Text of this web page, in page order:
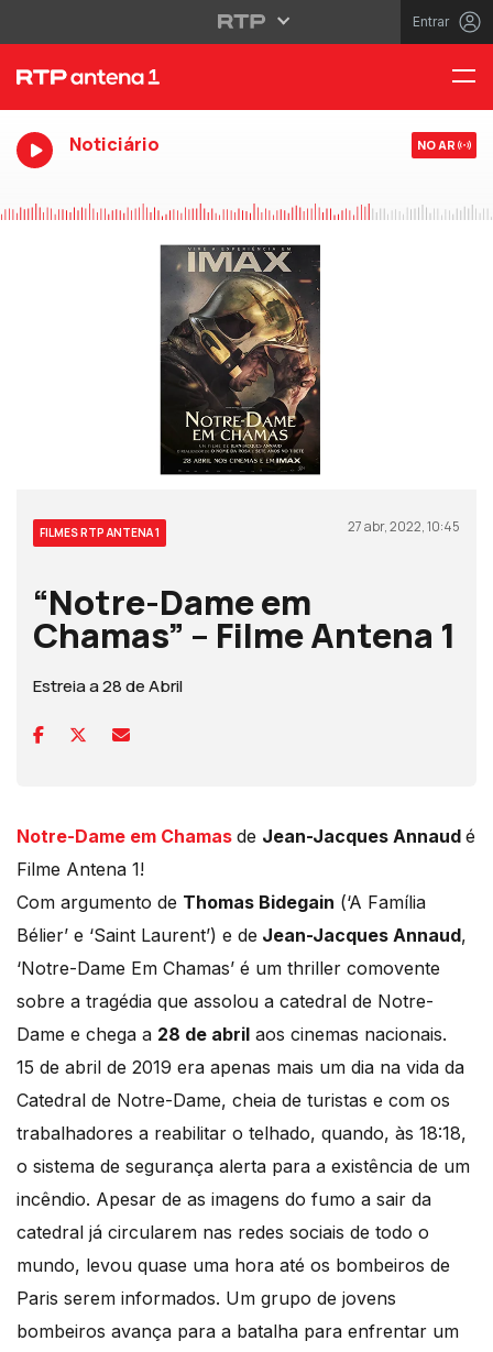
Entrar
Noticiário NO AR
FILMES RTP ANTENA 1 27 abr, 2022, 10:45
“Notre-Dame em
Chamas” – Filme Antena 1
Estreia a 28 de Abril
Notre-Dame em Chamas de Jean-Jacques Annaud é
Filme Antena 1!
Com argumento de Thomas Bidegain (‘A Família
Bélier’ e ‘Saint Laurent’) e de Jean-Jacques Annaud,
‘Notre-Dame Em Chamas’ é um thriller comovente
sobre a tragédia que assolou a catedral de Notre-
Dame e chega a 28 de abril aos cinemas nacionais.
15 de abril de 2019 era apenas mais um dia na vida da
Catedral de Notre-Dame, cheia de turistas e com os
trabalhadores a reabilitar o telhado, quando, às 18:18,
o sistema de segurança alerta para a existência de um
incêndio. Apesar de as imagens do fumo a sair da
catedral já circularem nas redes sociais de todo o
mundo, levou quase uma hora até os bombeiros de
Paris serem informados. Um grupo de jovens
bombeiros avança para a batalha para enfrentar um